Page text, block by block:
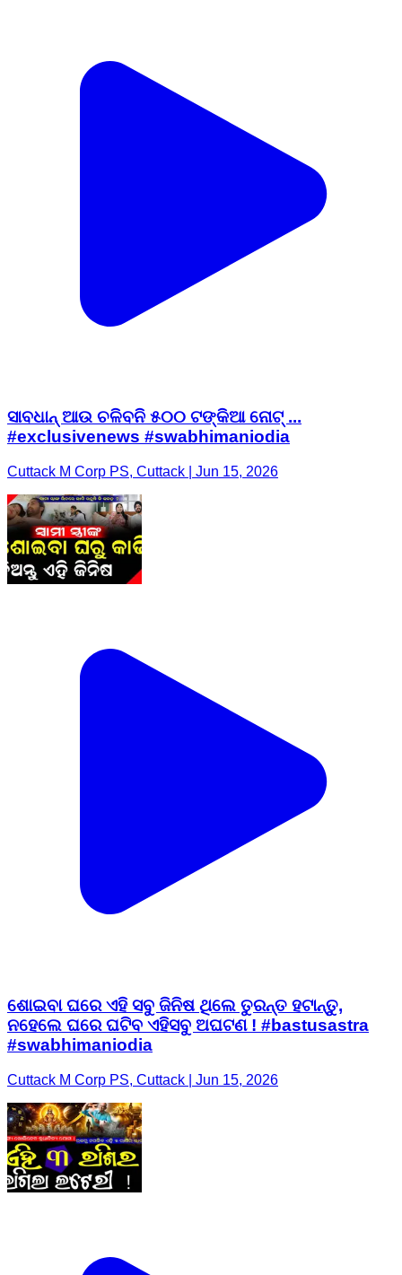
ସାବଧାନ୍ ଆଉ ଚଳିବନି ୫୦୦ ଟଙ୍କିଆ ନୋଟ୍‌ ...
#exclusivenews #swabhimaniodia
Cuttack M Corp PS, Cuttack | Jun 15, 2026
ଶୋଇବା ଘରେ ଏହି ସବୁ ଜିନିଷ ଥିଲେ ତୁରନ୍ତ ହଟାନ୍ତୁ,
ନହେଲେ ଘରେ ଘଟିବ ଏହିସବୁ ଅଘଟଣ ! #bastusastra
#swabhimaniodia
Cuttack M Corp PS, Cuttack | Jun 15, 2026